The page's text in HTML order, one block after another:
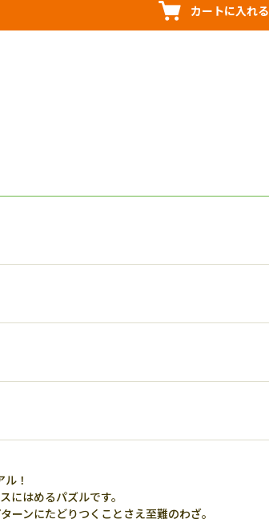
カートに入れる
！
にはめるパズルです。
ーンにたどりつくことさえ至難のわざ。